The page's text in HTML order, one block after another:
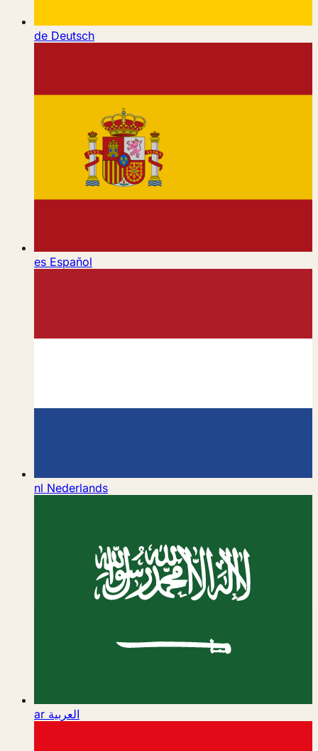
de Deutsch
es Español
nl Nederlands
ar العربية